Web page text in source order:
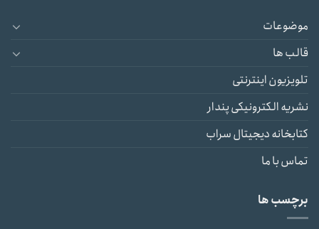
موضوعات
قالب ها
تلویزیون اینترنتی
نشریه الکترونیکی پندار
کتابخانه دیجیتال سراب
تماس با ما
برچسب ها